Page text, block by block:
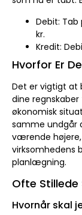
Debit:
kr.
Kredit:
Hvorfor Er
Det er vigtigt at
dine
økonomisk
samme undgår
værende højere,
virksomhedens
planlægning.
Ofte
Hvornår skal